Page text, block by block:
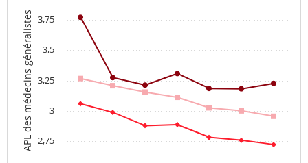
APL des médecins généralistes 2,75
3
3,25
3,5
3,75